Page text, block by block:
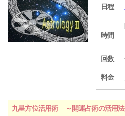
日程
時間
回数
料金
九星方位活用術 ～開運占術の活用